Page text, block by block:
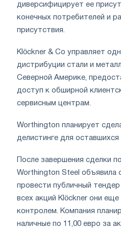
диверсифицирует ее
конечных потребителей и
присутствия.
Klöckner & Co управляет
дистрибуции стали и
Северной Америке,
доступ к обширной
сервисным центрам.
Worthington планирует
делистинге для оставшихся
После завершения сделки
Worthington Steel объявила
провести публичный
всех акций Klöckner они
контролем. Компания
наличные по 11,00 евро за